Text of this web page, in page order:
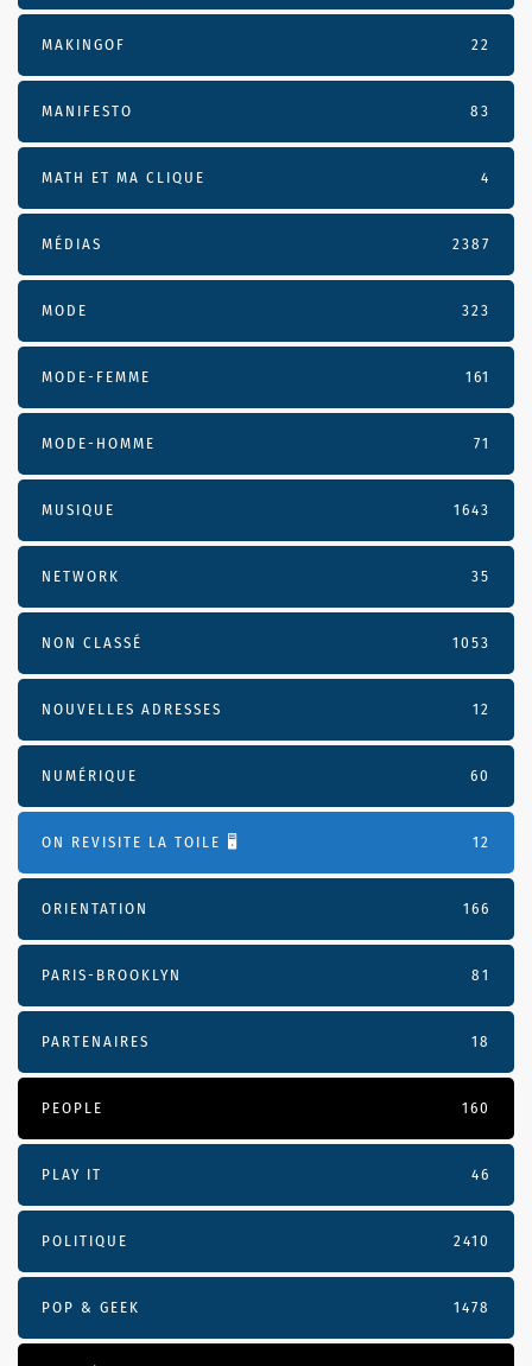
MAKINGOF 22
MANIFESTO 83
MATH ET MA CLIQUE 4
MÉDIAS 2387
MODE 323
MODE-FEMME 161
MODE-HOMME 71
MUSIQUE 1643
NETWORK 35
NON CLASSÉ 1053
NOUVELLES ADRESSES 12
NUMÉRIQUE 60
ON REVISITE LA TOILE 🖥️ 12
ORIENTATION 166
PARIS-BROOKLYN 81
PARTENAIRES 18
PEOPLE 160
PLAY IT 46
POLITIQUE 2410
POP & GEEK 1478